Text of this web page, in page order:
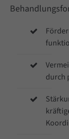
About
Lorem
adipiscing
Aenean
massa.
durch